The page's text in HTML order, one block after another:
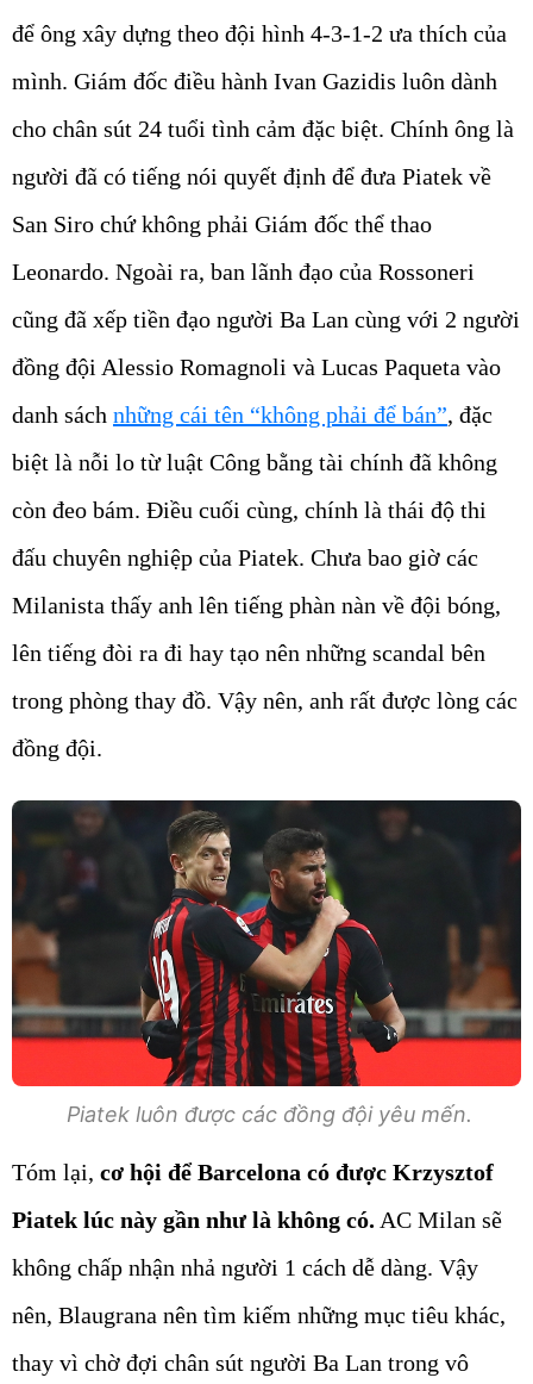
để ông xây dựng theo đội hình 4-3-1-2 ưa thích của
mình. Giám đốc điều hành Ivan Gazidis luôn dành
cho chân sút 24 tuổi tình cảm đặc biệt. Chính ông là
người đã có tiếng nói quyết định để đưa Piatek về
San Siro chứ không phải Giám đốc thể thao
Leonardo. Ngoài ra, ban lãnh đạo của Rossoneri
cũng đã xếp tiền đạo người Ba Lan cùng với 2 người
đồng đội Alessio Romagnoli và Lucas Paqueta vào
danh sách những cái tên “không phải để bán”, đặc
biệt là nỗi lo từ luật Công bằng tài chính đã không
còn đeo bám. Điều cuối cùng, chính là thái độ thi
đấu chuyên nghiệp của Piatek. Chưa bao giờ các
Milanista thấy anh lên tiếng phàn nàn về đội bóng,
lên tiếng đòi ra đi hay tạo nên những scandal bên
trong phòng thay đồ. Vậy nên, anh rất được lòng các
đồng đội.
Piatek luôn được các đồng đội yêu mến.
Tóm lại, cơ hội để Barcelona có được Krzysztof
Piatek lúc này gần như là không có. AC Milan sẽ
không chấp nhận nhả người 1 cách dễ dàng. Vậy
nên, Blaugrana nên tìm kiếm những mục tiêu khác,
thay vì chờ đợi chân sút người Ba Lan trong vô